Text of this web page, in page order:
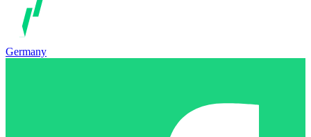
Germany